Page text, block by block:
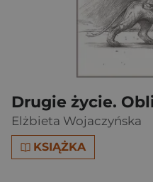
Drugie życie.
Elżbieta Wojaczyńska
KSIĄŻKA